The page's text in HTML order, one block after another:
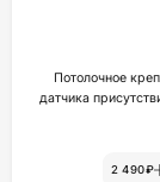
Потолочное
датчика
2 490₽